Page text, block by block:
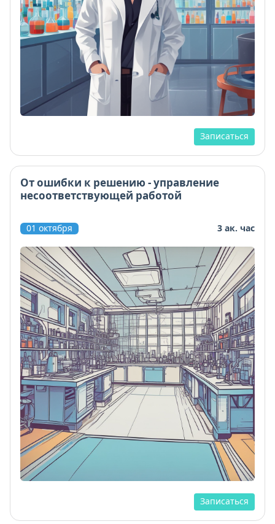
Записаться
От ошибки к решению - управление
несоответствующей работой
01 октября 3 ак. час
Записаться